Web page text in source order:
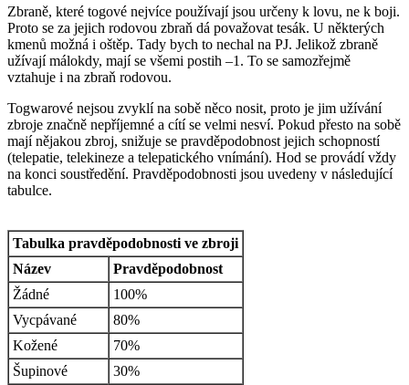
Zbraně, které togové nejvíce používají jsou určeny k lovu, ne k boji.
Proto se za jejich rodovou zbraň dá považovat tesák. U některých
kmenů možná i oštěp. Tady bych to nechal na PJ. Jelikož zbraně
užívají málokdy, mají se všemi postih –1. To se samozřejmě
vztahuje i na zbraň rodovou.
Togwarové nejsou zvyklí na sobě něco nosit, proto je jim užívání
zbroje značně nepříjemné a cítí se velmi nesví. Pokud přesto na sobě
mají nějakou zbroj, snižuje se pravděpodobnost jejich schopností
(telepatie, telekineze a telepatického vnímání). Hod se provádí vždy
na konci soustředění. Pravděpodobnosti jsou uvedeny v následující
tabulce.
Tabulka pravděpodobnosti ve zbroji
Název
Pravděpodobnost
Žádné
100%
Vycpávané
80%
Kožené
70%
Šupinové
30%